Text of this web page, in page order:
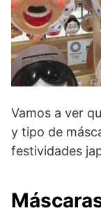
Vamos a ver
y tipo de
festividades